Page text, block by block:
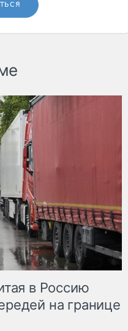
в Россию
на границе